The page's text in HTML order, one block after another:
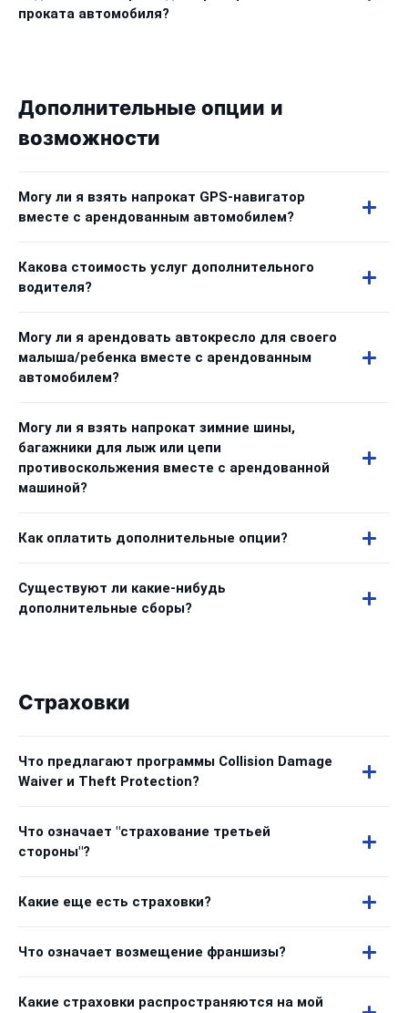
проката автомобиля?
Дополнительные опции и
возможности
Могу ли я взять напрокат GPS-навигатор
вместе с арендованным автомобилем?
Какова стоимость услуг дополнительного
водителя?
Могу ли я арендовать автокресло для своего
малыша/ребенка вместе с арендованным
автомобилем?
Могу ли я взять напрокат зимние шины,
багажники для лыж или цепи
противоскольжения вместе с арендованной
машиной?
Как оплатить дополнительные опции?
Существуют ли какие-нибудь
дополнительные сборы?
Страховки
Что предлагают программы Collision Damage
Waiver и Theft Protection?
Что означает "страхование третьей
стороны"?
Какие еще есть страховки?
Что означает возмещение франшизы?
Какие страховки распространяются на мой